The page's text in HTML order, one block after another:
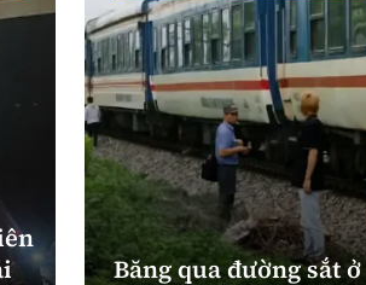
Băng qua đường sắt ở